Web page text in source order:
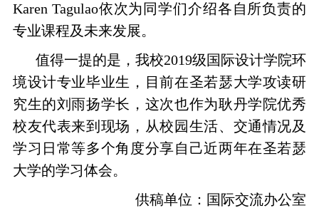
Karen Tagulao依次为同学们介绍各自所负责的
专业课程及未来发展。
值得一提的是，我校2019级国际设计学院环
境设计专业毕业生，目前在圣若瑟大学攻读研
究生的刘雨扬学长，这次也作为耿丹学院优秀
校友代表来到现场，从校园生活、交通情况及
学习日常等多个角度分享自己近两年在圣若瑟
大学的学习体会。
供稿单位：国际交流办公室